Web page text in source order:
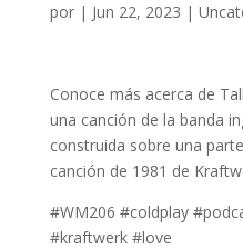
por | Jun 22, 2023 |
Conoce más acerca de
una canción de la banda
construida sobre una
canción de 1981 de
#WM206 #coldplay
#kraftwerk #love